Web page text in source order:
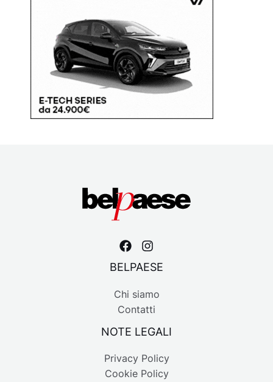
BELPAESE
Chi siamo
Contatti
NOTE LEGALI
Privacy Policy
Cookie Policy